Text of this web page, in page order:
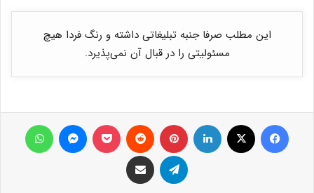
این مطلب صرفا جنبه تبلیغاتی داشته و رنگ فردا هیچ
مسئولیتی را در قبال آن نمی‌پذیرد.